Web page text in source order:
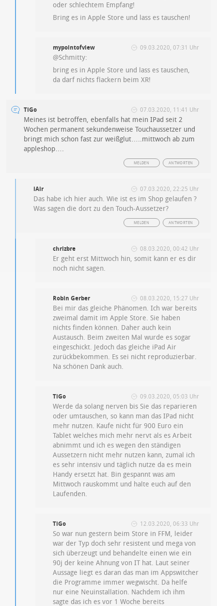
oder schlechtem Empfang!
Bring es in Apple Store und lass es tauschen!
mypointofview 09.03.2020, 07:31 Uhr
@Schmitty:
bring es in Apple Store und lass es tauschen,
da darf nichts flackern beim XR!
TiGo 07.03.2020, 11:41 Uhr
Meines ist betroffen, ebenfalls hat mein IPad seit 2
Wochen permanent sekundenweise Touchaussetzer und
bringt mich schon fast zur weißglut…..mittwoch ab zum
appleshop….
ANTWORTEN
MELDEN
iAir 07.03.2020, 22:25 Uhr
Das habe ich hier auch. Wie ist es im Shop gelaufen ?
Was sagen die dort zu den Touch-Aussetzer?
ANTWORTEN
MELDEN
chrizbre 08.03.2020, 00:42 Uhr
Er geht erst Mittwoch hin, somit kann er es dir
noch nicht sagen.
Robin Gerber 08.03.2020, 15:27 Uhr
Bei mir das gleiche Phänomen. Ich war bereits
zweimal damit im Apple Store. Sie haben
nichts finden können. Daher auch kein
Austausch. Beim zweiten Mal wurde es sogar
eingeschickt. Jedoch das gleiche iPad Air
zurückbekommen. Es sei nicht reproduzierbar.
Na schönen Dank auch.
TiGo 09.03.2020, 05:03 Uhr
Werde da solang nerven bis Sie das reparieren
oder umtauschen, so kann man das IPad nicht
mehr nutzen. Kaufe nicht für 900 Euro ein
Tablet welches mich mehr nervt als es Arbeit
abnimmt und ich es wegen den ständigen
Aussetzern nicht mehr nutzen kann, zumal ich
es sehr intensiv und täglich nutze da es mein
Handy ersetzt hat. Bin gespannt was am
Mittwoch rauskommt und halte euch auf den
Laufenden.
TiGo 12.03.2020, 06:33 Uhr
So war nun gestern beim Store in FFM, leider
war der Typ doch sehr resistent und mega von
sich überzeugt und behandelte einen wie ein
90j der keine Ahnung von IT hat. Laut seiner
Aussage liegt es daran das man im Appswitcher
die Programme immer wegwischt. Da helfe
nur eine Neuinstallation. Nachdem ich ihm
sagte das ich es vor 1 Woche bereits